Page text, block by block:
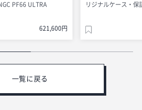
PF66 ULTRA
621,600円
リジナルケース・保
一覧に戻る